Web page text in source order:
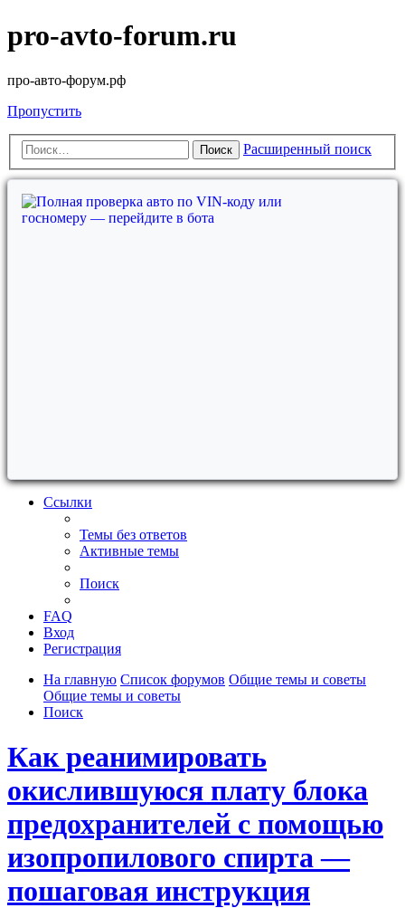
pro-avto-forum.ru
про-авто-форум.рф
Пропустить
Поиск Расширенный поиск
Ссылки
Темы без ответов
Активные темы
Поиск
FAQ
Вход
Регистрация
На главную Список форумов Общие темы и советы
Общие темы и советы
Поиск
Как реанимировать
окислившуюся плату блока
предохранителей с помощью
изопропилового спирта —
пошаговая инструкция